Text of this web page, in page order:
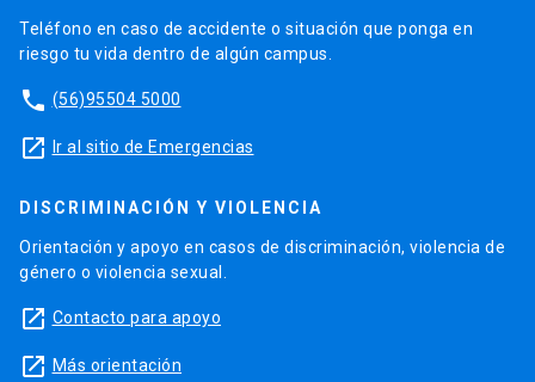
Teléfono en caso de accidente o situación que ponga en
riesgo tu vida dentro de algún campus.
phone (56)95504 5000
launch Ir al sitio de Emergencias
DISCRIMINACIÓN Y VIOLENCIA
Orientación y apoyo en casos de discriminación, violencia de
género o violencia sexual.
launch Contacto para apoyo
launch Más orientación